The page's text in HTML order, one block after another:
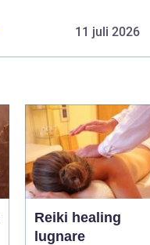
11 juli 2026
Reiki healing
lugnare